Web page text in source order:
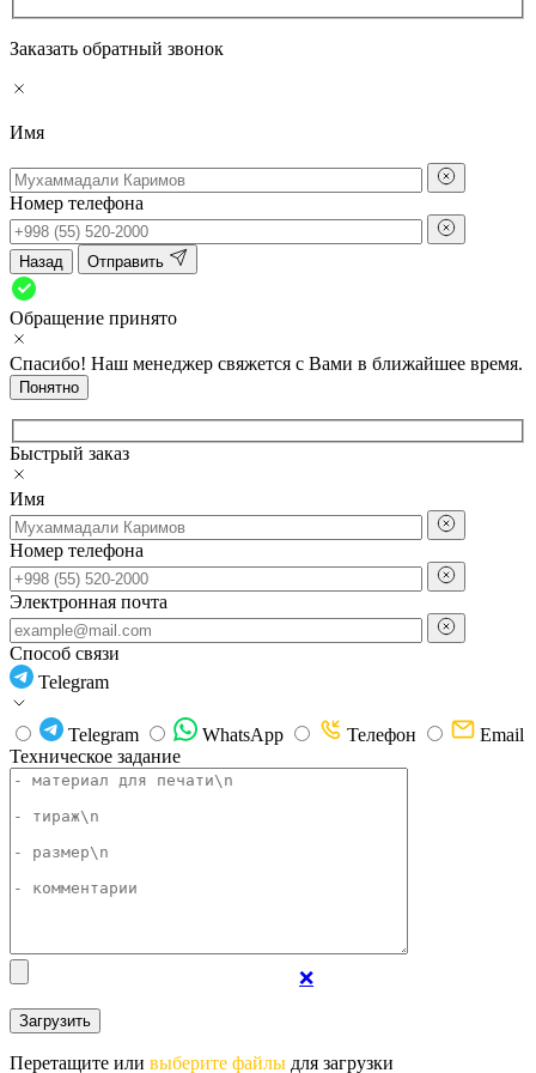
Заказать обратный звонок
Имя
Номер телефона
Назад Отправить
Обращение принято
Спасибо! Наш менеджер свяжется с Вами в ближайшее время.
Понятно
Быстрый заказ
Имя
Номер телефона
Электронная почта
Способ связи
Telegram
Telegram WhatsApp Телефон
Email
Техническое задание
❌
Перетащите или выберите файлы для загрузки